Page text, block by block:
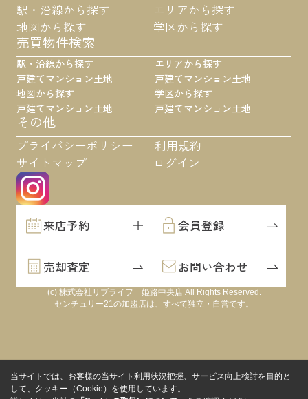
駅・沿線から探す
エリアから探す
地図から探す
学区から探す
売買物件検索
駅・沿線から探す
戸建てマンション土地
地図から探す
戸建てマンション土地
エリアから探す
戸建てマンション土地
学区から探す
戸建てマンション土地
その他
プライバシーポリシー
利用規約
サイトマップ
ログイン
来店予約 会員登録
売却査定 お問い合わせ
(c) 株式会社リブライフ 姫路中央店 All Rights Reserved.
センチュリー21の加盟店は、すべて独立・自営です。
当サイトでは、お客様の当サイト利用状況把握、サービス向上検討を目的と
して、クッキー（Cookie）を使用しています。